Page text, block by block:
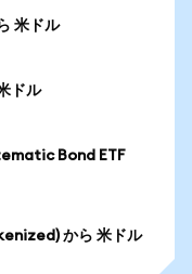
米ドル
ドル
Bond ETF
から 米ドル